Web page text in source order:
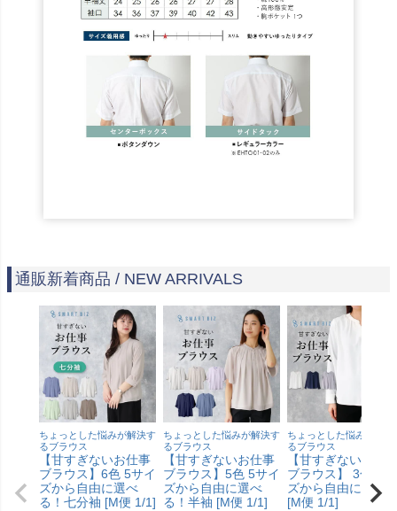
通販新着商品 / NEW ARRIVALS
ちょっとした悩みが解決す
るブラウス
【甘すぎないお仕事
ブラウス】6色 5サイ
ズから自由に選べ
る！七分袖 [M便 1/1]
ちょっとした悩みが解決す
るブラウス
【甘すぎないお仕事
ブラウス】5色 5サイ
ズから自由に選べ
る！半袖 [M便 1/1]
ちょっとした悩みが解決
るブラウス
【甘すぎないお仕
ブラウス】 3色4サ
ズから自由に選べ
[M便 1/1]